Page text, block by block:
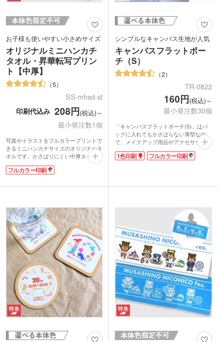
お子様も使いやすい小さめサイズ
オリジナルミニハンカチ
タオル・昇華転写プリン
ト【中厚】
5
SS-mhsd-st
印刷代込み 208円(税込)～
最小発注数1個
写真やイラストをフルカラープリントで
きるミニハンカチサイズのオリジナルタ
オルです。かさばりにくい中厚タイプ。
携帯しやすいポケットサイズで展示会や
イベントのノベルティにおすすめです。
園記念品としても人気があります。
裏面は吸水性のあるコットン素材を使用
しているので実用性も抜群です。表示価
格は印刷代込みの格安価格！フルカラー
のデザインも1色のデザインも同価格で
ご案内。1枚からご注文いただけます。
フルカラー印刷
シンプルなキャンバス生地が人気
キャンバスフラットポー
チ（S）
2
TR-0822
160円(税込)～
最小発注数30個
「キャンバスフラットポーチ(S)」はバ
ッグに入れてもかさばらない薄型なの
で、メイクアップ用品やアクセサリー、
ステーショナリーなどの持ち運びに便
利。
イズ大きいMサイズもございますので用
1色印刷 フルカラー印刷